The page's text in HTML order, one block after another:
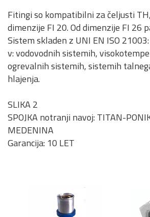
Fitingi so kompatibilni za čeljusti
dimenzije FI 20. Od dimenzije FI 26
Sistem skladen z UNI EN ISO
v: vodovodnih sistemih,
ogrevalnih sistemih, sistemih
hlajenja.
SLIKA 2
SPOJKA notranji navoj: TITAN-
MEDENINA
Garancija: 10 LET